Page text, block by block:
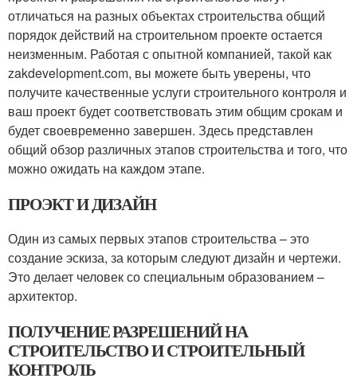
отличаться на разных объектах строительства общий
порядок действий на строительном проекте остается
неизменным. Работая с опытной компанией, такой как
zakdevelopment.com, вы можете быть уверены, что
получите качественные услуги строительного контроля и
ваш проект будет соответствовать этим общим срокам и
будет своевременно завершен. Здесь представлен
общий обзор различных этапов строительства и того, что
можно ожидать на каждом этапе.
ПРОЭКТ И ДИЗАЙН
Один из самых первых этапов строительства – это
создание эскиза, за которым следуют дизайн и чертежи.
Это делает человек со специальным образованием –
архитектор.
ПОЛУЧЕНИЕ РАЗРЕШЕНИЙ НА
СТРОИТЕЛЬСТВО И СТРОИТЕЛЬНЫЙ
КОНТРОЛЬ